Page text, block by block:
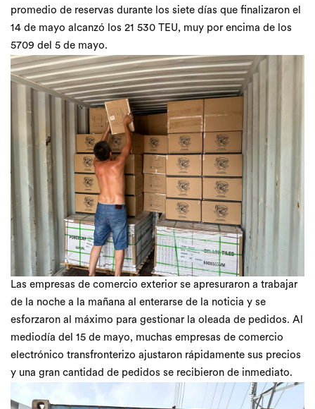
promedio de reservas durante los siete días que finalizaron el
14 de mayo alcanzó los 21 530 TEU, muy por encima de los
5709 del 5 de mayo.
Las empresas de comercio exterior se apresuraron a trabajar
de la noche a la mañana al enterarse de la noticia y se
esforzaron al máximo para gestionar la oleada de pedidos. Al
mediodía del 15 de mayo, muchas empresas de comercio
electrónico transfronterizo ajustaron rápidamente sus precios
y una gran cantidad de pedidos se recibieron de inmediato.